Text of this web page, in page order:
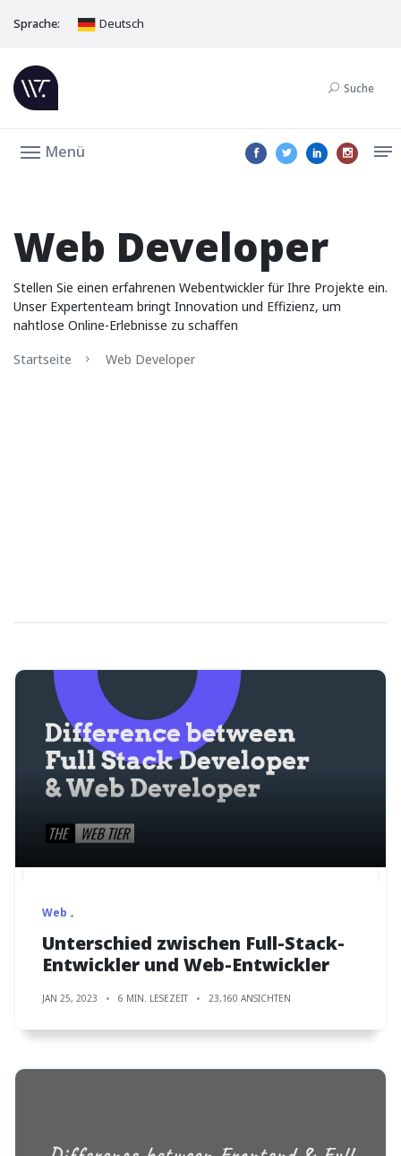
Sprache: Deutsch
Suche
Menü
Web Developer
Stellen Sie einen erfahrenen Webentwickler für Ihre Projekte ein.
Unser Expertenteam bringt Innovation und Effizienz, um
nahtlose Online-Erlebnisse zu schaffen
Startseite
Web Developer
Web
Unterschied zwischen Full-Stack-
Entwickler und Web-Entwickler
JAN 25, 2023 6 MIN. LESEZEIT 23,160 ANSICHTEN